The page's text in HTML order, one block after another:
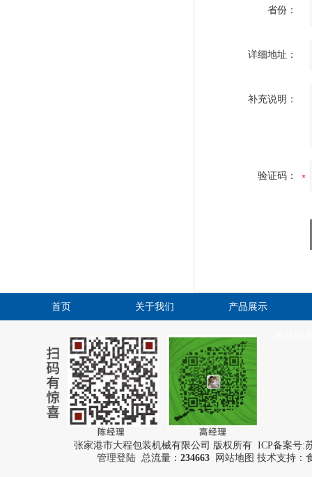
省份：
详细地址：
补充说明：
验证码：
首页 关于我们 产品展示
张家港市大程包装机械有限公司 版权所有 ICP备案号:
管理登陆总流量： 234663 网站地图 技术支持：